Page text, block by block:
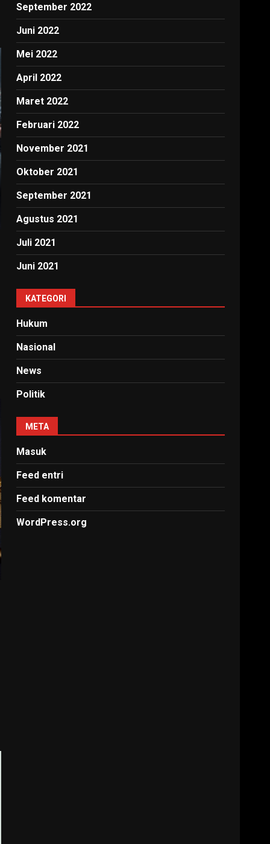
September 2022
Juni 2022
Mei 2022
April 2022
Maret 2022
Februari 2022
November 2021
Oktober 2021
September 2021
Agustus 2021
Juli 2021
Juni 2021
KATEGORI
Hukum
Nasional
News
Politik
META
Masuk
Feed entri
Feed komentar
WordPress.org